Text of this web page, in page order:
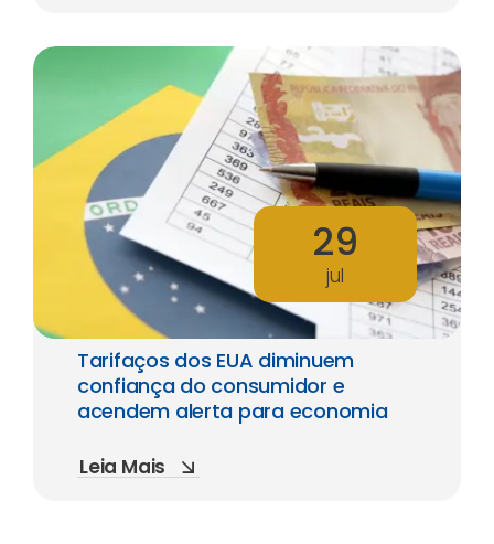
29
jul
Tarifaços dos EUA diminuem
confiança do consumidor e
acendem alerta para economia
Leia Mais